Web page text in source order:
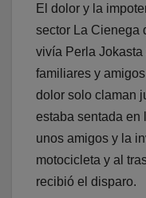
El dolor y la
sector La Cienega
vivía Perla
familiares y
dolor solo claman
estaba sentada en
unos amigos y la
motocicleta y al
recibió el disparo.